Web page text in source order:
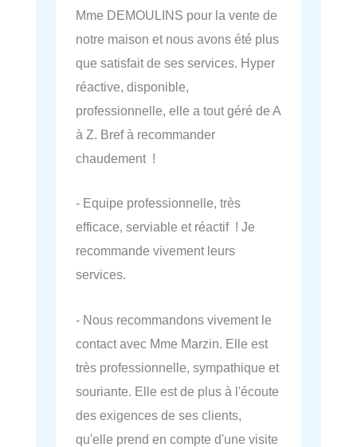
Mme DEMOULINS pour la vente de
notre maison et nous avons été plus
que satisfait de ses services. Hyper
réactive, disponible,
professionnelle, elle a tout géré de A
à Z. Bref à recommander
chaudement !
- Equipe professionnelle, très
efficace, serviable et réactif ! Je
recommande vivement leurs
services.
- Nous recommandons vivement le
contact avec Mme Marzin. Elle est
très professionnelle, sympathique et
souriante. Elle est de plus à l'écoute
des exigences de ses clients,
qu'elle prend en compte d'une visite